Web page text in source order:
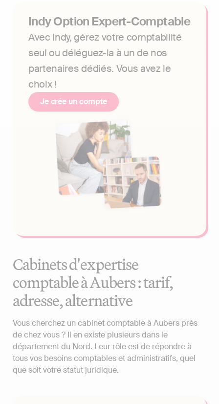
Indy Option Expert-Comptable
Avec Indy, gérez votre comptabilité
seul ou déléguez-la à un de nos
partenaires dédiés. Vous avez le
choix !
Je crée un compte
Cabinets d'expertise
comptable à Aubers : tarif,
adresse, alternative
Vous cherchez un cabinet comptable à Aubers près
de chez vous ? Il en existe plusieurs dans le
département du Nord. Leur rôle est de répondre à
tous vos besoins comptables et administratifs, quel
que soit votre statut juridique.